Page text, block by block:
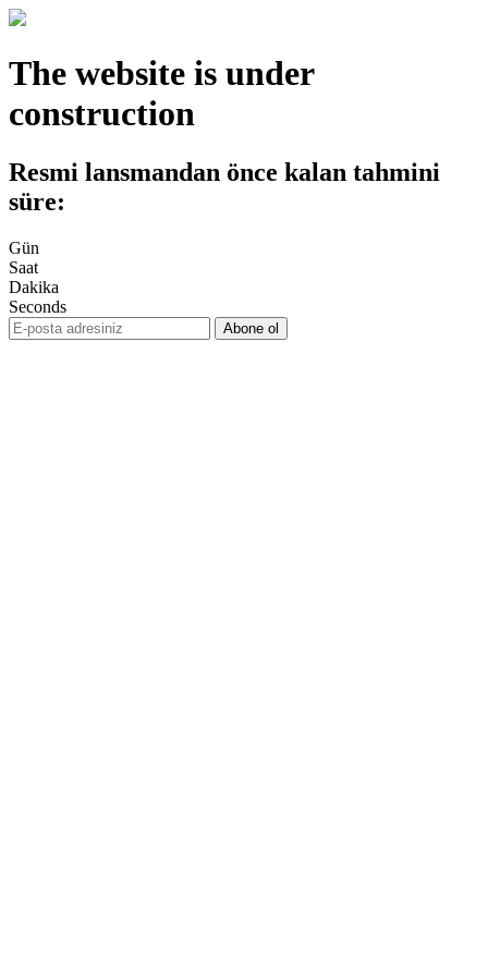
The website is under
construction
Resmi lansmandan önce kalan tahmini
süre:
Gün
Saat
Dakika
Seconds